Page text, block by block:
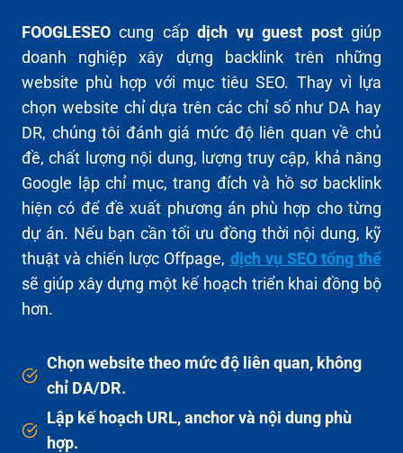
FOOGLESEO cung cấpdịch vụ guest postgiúp
doanh nghiệp xây dựng backlink trên những
website phù hợp với mục tiêu SEO. Thay vì lựa
chọn website chỉ dựa trên các chỉ số như DA hay
DR, chúng tôi đánh giá mức độ liên quan về chủ
đề, chất lượng nội dung, lượng truy cập, khả năng
Google lập chỉ mục, trang đích và hồ sơ backlink
hiện có để đề xuất phương án phù hợp cho từng
dự án. Nếu bạn cần tối ưu đồng thời nội dung, kỹ
thuật và chiến lược Offpage, dịch vụ SEO tổng thể
sẽ giúp xây dựng một kế hoạch triển khai đồng bộ
hơn.
Chọn website theo mức độ liên quan, không
chỉ DA/DR.
Lập kế hoạch URL, anchor và nội dung phù
hợp.